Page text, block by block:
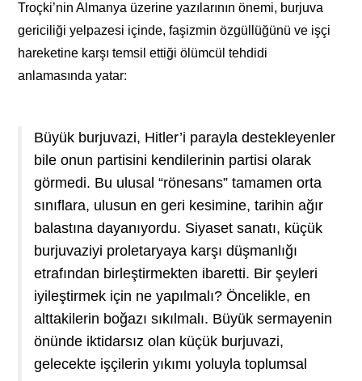
Troçki’nin Almanya üzerine yazılarının önemi, burjuva
gericiliği yelpazesi içinde, faşizmin özgüllüğünü ve işçi
hareketine karşı temsil ettiği ölümcül tehdidi
anlamasında yatar:
Büyük burjuvazi, Hitler’i parayla destekleyenler
bile onun partisini kendilerinin partisi olarak
görmedi. Bu ulusal “rönesans” tamamen orta
sınıflara, ulusun en geri kesimine, tarihin ağır
balastına dayanıyordu. Siyaset sanatı, küçük
burjuvaziyi proletaryaya karşı düşmanlığı
etrafından birleştirmekten ibaretti. Bir şeyleri
iyileştirmek için ne yapılmalı? Öncelikle, en
alttakilerin boğazı sıkılmalı. Büyük sermayenin
önünde iktidarsız olan küçük burjuvazi,
gelecekte işçilerin yıkımı yoluyla toplumsal